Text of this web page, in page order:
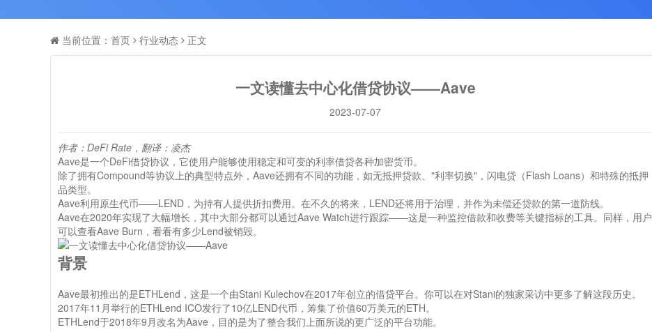
当前位置： 首页 行业动态 正文
一文读懂去中心化借贷协议——Aave
2023-07-07
作者：DeFi Rate，翻译：凌杰
Aave是一个DeFi借贷协议，它使用户能够使用稳定和可变的利率借贷各种加密货币。
除了拥有Compound等协议上的典型特点外，Aave还拥有不同的功能，如无抵押贷款、"利率切换"，闪电贷（Flash Loans）和特殊的抵押
品类型。
Aave利用原生代币——LEND，为持有人提供折扣费用。在不久的将来，LEND还将用于治理，并作为未偿还贷款的第一道防线。
Aave在2020年实现了大幅增长，其中大部分都可以通过Aave Watch进行跟踪——这是一种监控借款和收费等关键指标的工具。同样，用户
可以查看Aave Burn，看看有多少Lend被销毁。
背景
Aave最初推出的是ETHLend，这是一个由Stani Kulechov在2017年创立的借贷平台。你可以在对Stani的独家采访中更多了解这段历史。
2017年11月举行的ETHLend ICO发行了10亿LEND代币，筹集了价值60万美元的ETH。
ETHLend于2018年9月改名为Aave，目的是为了整合我们上面所说的更广泛的平台功能。